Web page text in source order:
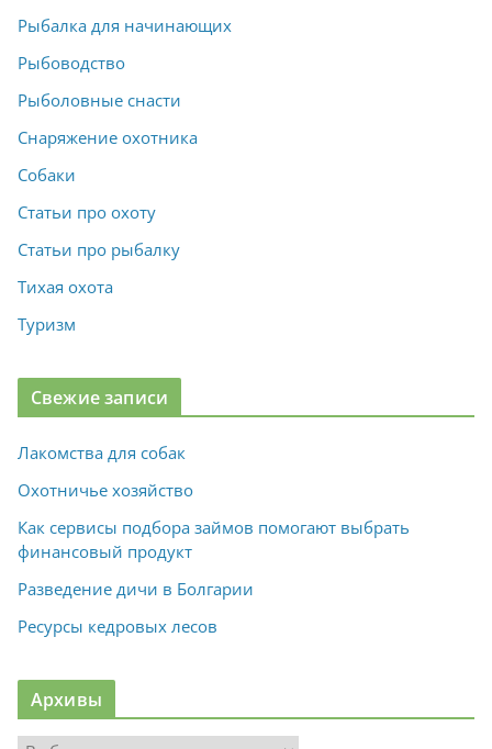
Рыбалка для начинающих
Рыбоводство
Рыболовные снасти
Снаряжение охотника
Собаки
Статьи про охоту
Статьи про рыбалку
Тихая охота
Туризм
Свежие записи
Лакомства для собак
Охотничье хозяйство
Как сервисы подбора займов помогают выбрать
финансовый продукт
Разведение дичи в Болгарии
Ресурсы кедровых лесов
Архивы